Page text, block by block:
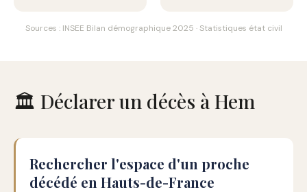
Sources : INSEE Bilan démographique 2025 · Statistiques état civil
🏛️ Déclarer un décès à Hem
Rechercher l'espace d'un proche
décédé en Hauts-de-France